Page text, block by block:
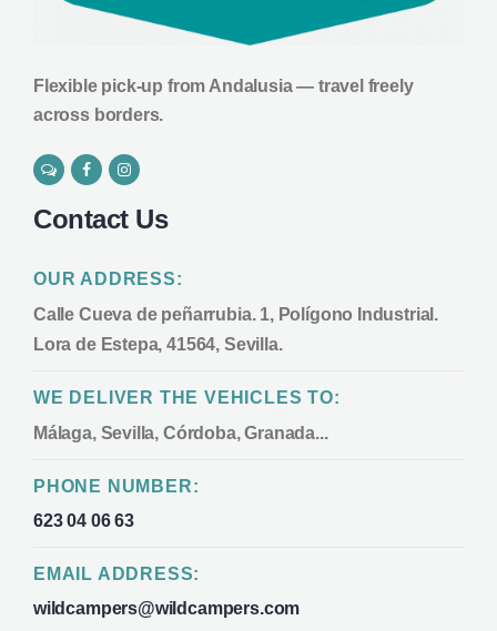
Flexible pick-up from Andalusia — travel freely
across borders.
Contact Us
OUR ADDRESS:
Calle Cueva de peñarrubia. 1, Polígono Industrial.
Lora de Estepa, 41564, Sevilla.
WE DELIVER THE VEHICLES TO:
Málaga, Sevilla, Córdoba, Granada...
PHONE NUMBER:
623 04 06 63
EMAIL ADDRESS:
wildcampers@wildcampers.com